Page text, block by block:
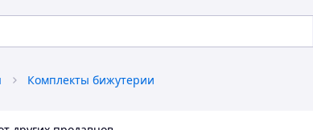
Комплекты бижутерии